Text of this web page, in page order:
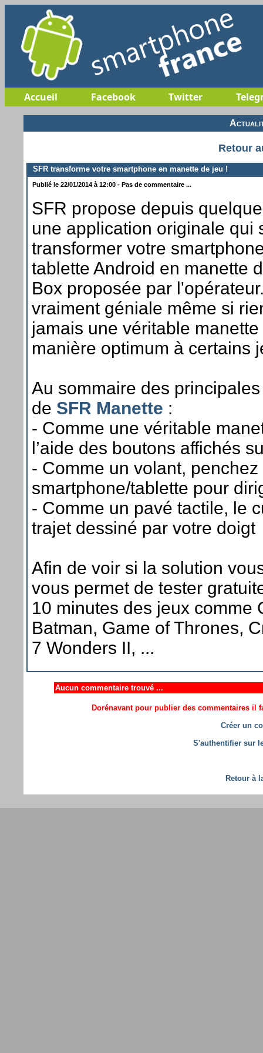
Accueil Facebook Twitter
Retour
SFR transforme votre smartphone en manette de jeu !
Publié le 22/01/2014 à 12:00 - Pas de commentaire ...
SFR propose depuis
une application originale qui
transformer votre
tablette Android en manette
Box proposée par
vraiment géniale même si
jamais une véritable
manière optimum à certains
Au sommaire des
de SFR Manette :
- Comme une véritable
l’aide des boutons affichés
- Comme un volant, penchez
smartphone/tablette pour
- Comme un pavé tactile, le
trajet dessiné par votre doigt
Afin de voir si la solution
vous permet de tester
10 minutes des jeux comme
Batman, Game of Thrones,
7 Wonders II, ...
Aucun commentaire trouvé ...
Dorénavant pour publier des commentaires il
Créer un
S'authentifier sur
Retour à